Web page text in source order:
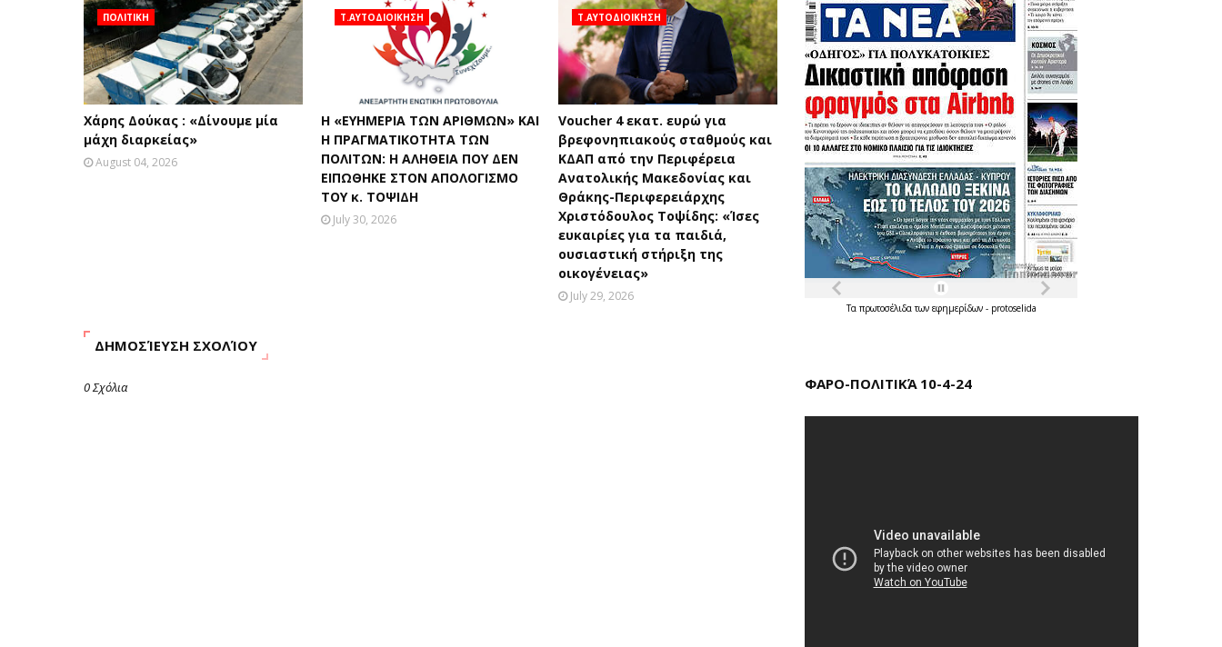
ΠΟΛΙΤΙΚΗ
Χάρης Δούκας : «Δίνουμε μία
μάχη διαρκείας»
August 04, 2026
Τ.ΑΥΤΟΔΙΟΙΚΗΣΗ
Η «ΕΥΗΜΕΡΙΑ ΤΩΝ ΑΡΙΘΜΩΝ» ΚΑΙ
Η ΠΡΑΓΜΑΤΙΚΟΤΗΤΑ ΤΩΝ
ΠΟΛΙΤΩΝ: Η ΑΛΗΘΕΙΑ ΠΟΥ ΔΕΝ
ΕΙΠΩΘΗΚΕ ΣΤΟΝ ΑΠΟΛΟΓΙΣΜΟ
ΤΟΥ κ. ΤΟΨΙΔΗ
July 30, 2026
Τ.ΑΥΤΟΔΙΟΙΚΗΣΗ
Voucher 4 εκατ. ευρώ για
βρεφονηπιακούς σταθμούς και
ΚΔΑΠ από την Περιφέρεια
Ανατολικής Μακεδονίας και
Θράκης-Περιφερειάρχης
Χριστόδουλος Τοψίδης: «Ίσες
ευκαιρίες για τα παιδιά,
ουσιαστική στήριξη της
οικογένειας»
July 29, 2026
ΔΗΜΟΣΊΕΥΣΗ ΣΧΟΛΊΟΥ
0 Σχόλια
Τα πρωτοσέλιδατων εφημερίδων - protoselida
ΦΑΡΟ-ΠΟΛΙΤΙΚΆ 10-4-24